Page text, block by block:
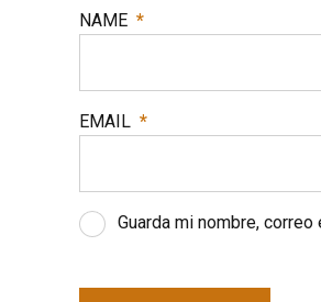
NAME *
EMAIL *
Guarda mi nombre,